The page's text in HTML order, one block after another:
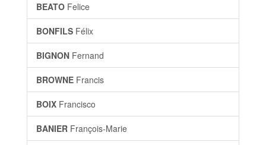
BEATO Felice
BONFILS Félix
BIGNON Fernand
BROWNE Francis
BOIX Francisco
BANIER François-Marie